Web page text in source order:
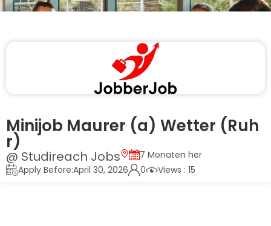
Minijob Maurer (a) Wetter (Ruh
r)
@ Studireach Jobs
7 Monaten her
Apply Before:April 30, 2026
0 Views : 15